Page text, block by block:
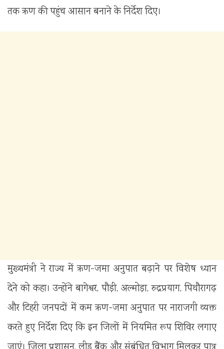
तक ऋण की पहुंच आसान बनाने के निर्देश दिए।
मुख्यमंत्री ने राज्य में ऋण-जमा अनुपात बढ़ाने पर विशेष ध्यान
देने को कहा। उन्होंने बागेश्वर, पौड़ी, अल्मोड़ा, रुद्रप्रयाग, पिथौरागढ़
और टिहरी जनपदों में कम ऋण-जमा अनुपात पर नाराजगी व्यक्त
करते हुए निर्देश दिए कि इन जिलों में नियमित रूप शिविर लगाए